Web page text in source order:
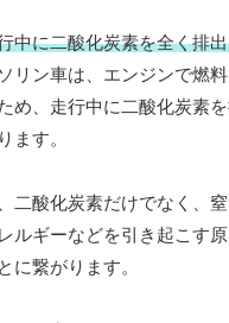
中に二酸化炭素を全く排
リン車は、エンジンで燃
め、走行中に二酸化炭素
ます。
二酸化炭素だけでなく、
ギーなどを引き起こす原
繋がります。